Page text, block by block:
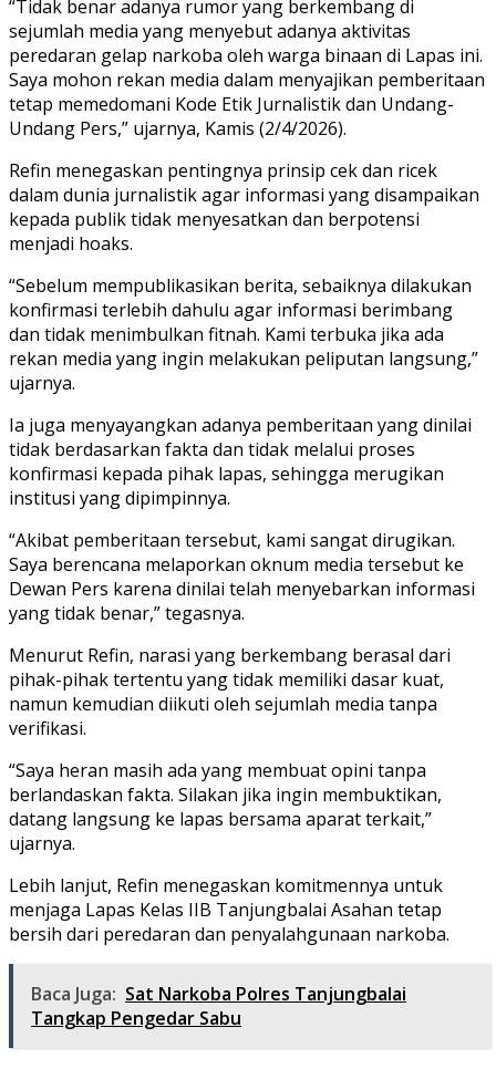
“Tidak benar adanya rumor yang berkembang di
sejumlah media yang menyebut adanya aktivitas
peredaran gelap narkoba oleh warga binaan di Lapas ini.
Saya mohon rekan media dalam menyajikan pemberitaan
tetap memedomani Kode Etik Jurnalistik dan Undang-
Undang Pers,” ujarnya, Kamis (2/4/2026).
Refin menegaskan pentingnya prinsip cek dan ricek
dalam dunia jurnalistik agar informasi yang disampaikan
kepada publik tidak menyesatkan dan berpotensi
menjadi hoaks.
“Sebelum mempublikasikan berita, sebaiknya dilakukan
konfirmasi terlebih dahulu agar informasi berimbang
dan tidak menimbulkan fitnah. Kami terbuka jika ada
rekan media yang ingin melakukan peliputan langsung,”
ujarnya.
Ia juga menyayangkan adanya pemberitaan yang dinilai
tidak berdasarkan fakta dan tidak melalui proses
konfirmasi kepada pihak lapas, sehingga merugikan
institusi yang dipimpinnya.
“Akibat pemberitaan tersebut, kami sangat dirugikan.
Saya berencana melaporkan oknum media tersebut ke
Dewan Pers karena dinilai telah menyebarkan informasi
yang tidak benar,” tegasnya.
Menurut Refin, narasi yang berkembang berasal dari
pihak-pihak tertentu yang tidak memiliki dasar kuat,
namun kemudian diikuti oleh sejumlah media tanpa
verifikasi.
“Saya heran masih ada yang membuat opini tanpa
berlandaskan fakta. Silakan jika ingin membuktikan,
datang langsung ke lapas bersama aparat terkait,”
ujarnya.
Lebih lanjut, Refin menegaskan komitmennya untuk
menjaga Lapas Kelas IIB Tanjungbalai Asahan tetap
bersih dari peredaran dan penyalahgunaan narkoba.
Baca Juga: Sat Narkoba Polres Tanjungbalai
Tangkap Pengedar Sabu